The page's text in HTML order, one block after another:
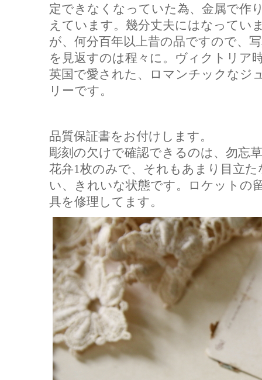
定できなくなっていた為、金属で作
えています。幾分丈夫にはなってい
が、 何分百年以上昔の品ですので、
を見返すのは程々に。ヴィクトリア
英国で愛された、ロマンチックなジ
リーです。
品質保証書をお付けします。
彫刻の欠けで確認できるのは、勿忘
花弁1枚のみで、それもあまり目立た
い、きれいな状態です。ロケットの
具を修理してます。